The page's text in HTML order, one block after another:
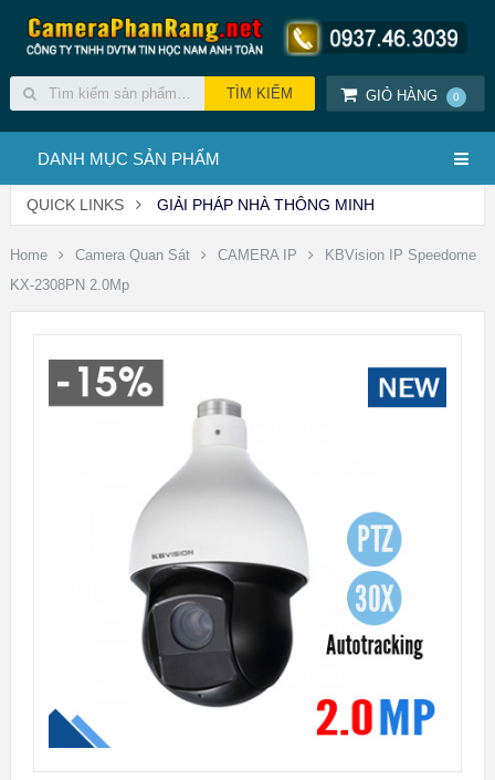
GIỎ HÀNG 0
DANH MỤC SẢN PHẨM
QUICK LINKS GIẢI PHÁP NHÀ THÔNG MINH
Home Camera Quan Sát CAMERA IP
KBVision IP Speedome
KX-2308PN 2.0Mp